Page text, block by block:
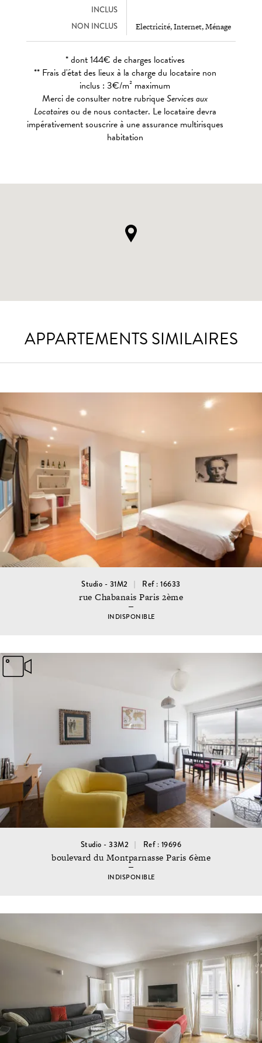
INCLUS
NON INCLUS
Electricité, Internet, Ménage
* dont 144€ de charges locatives
** Frais d'état des lieux à la charge du locataire non
inclus : 3€/m² maximum
Merci de consulter notre rubriqueServices aux
Locatairesou de nous contacter. Le locataire devra
impérativement souscrire à une assurance multirisques
habitation
APPARTEMENTS SIMILAIRES
Studio - 31M2 Ref : 16633
rue Chabanais Paris 2ème
INDISPONIBLE
Studio - 33M2 Ref : 19696
boulevard du Montparnasse Paris 6ème
INDISPONIBLE